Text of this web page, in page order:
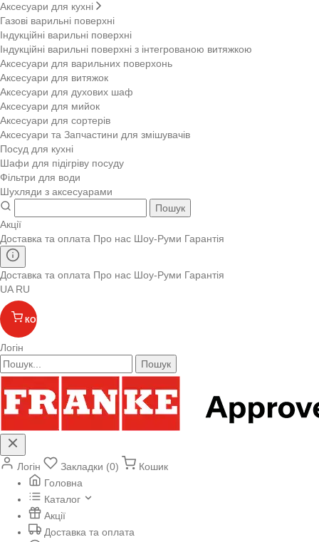
Аксесуари для кухні
Газові варильні поверхні
Індукційні варильні поверхні
Індукційні варильні поверхні з інтегрованою витяжкою
Аксесуари для варильних поверхонь
Аксесуари для витяжок
Аксесуари для духових шаф
Аксесуари для мийок
Аксесуари для сортерів
Аксесуари та Запчастини для змішувачів
Посуд для кухні
Шафи для підігріву посуду
Фільтри для води
Шухляди з аксесуарами
Пошук
Акції
Доставка та оплата Про нас Шоу-Руми Гарантія
Доставка та оплата Про нас Шоу-Руми Гарантія
UA RU
КОШИК
Логін
Пошук
Логін Закладки (0)
Кошик
Головна
Каталог
Акції
Доставка та оплата